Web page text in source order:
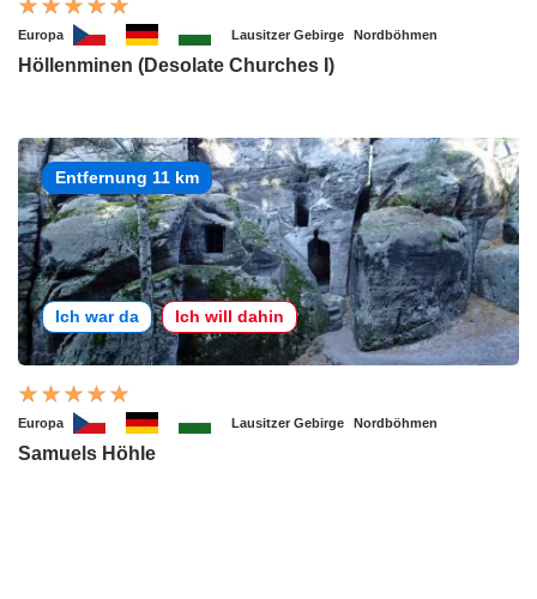
Europa Lausitzer Gebirge Nordböhmen
Höllenminen (Desolate Churches I)
Entfernung 11 km
Ich war da Ich will dahin
Europa Lausitzer Gebirge Nordböhmen
Samuels Höhle